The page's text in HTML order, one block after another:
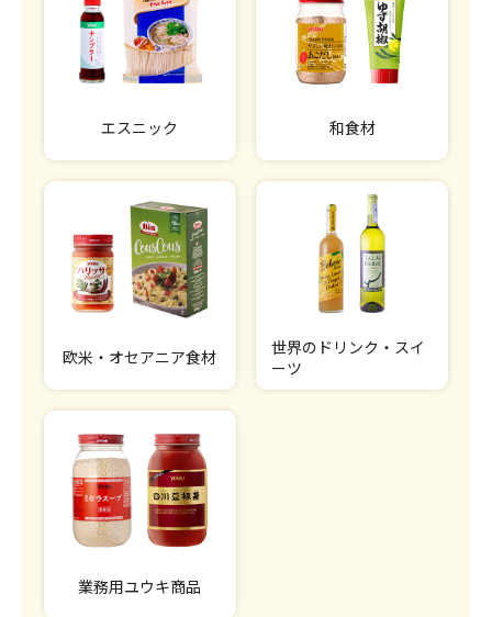
エスニック 和食材
欧米・オセアニア食材
世界のドリンク・スイ
ーツ
業務用ユウキ商品